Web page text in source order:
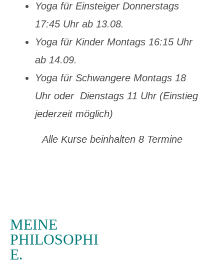
Yoga für Einsteiger Donnerstags
17:45 Uhr ab 13.08.
Yoga für Kinder Montags 16:15 Uhr
ab 14.09.
Yoga für Schwangere Montags 18
Uhr oder Dienstags 11 Uhr (Einstieg
jederzeit möglich)
Alle Kurse beinhalten 8 Termine
MEINE
PHILOSOPHI
E.